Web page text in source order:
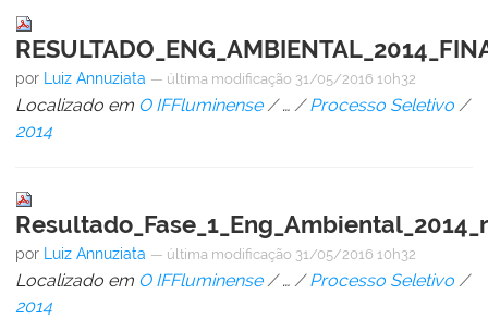
por Luiz Annuziata — última modificação 31/05/2016 10h32
Localizado em O IFFluminense /… /Processo Seletivo /
2014
por Luiz Annuziata — última modificação 31/05/2016 10h32
Localizado em O IFFluminense /… /Processo Seletivo /
2014